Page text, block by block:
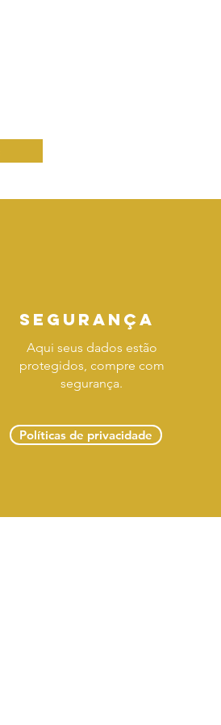
segurança
Aqui seus dados estão
protegidos, compre com
segurança.
Políticas de privacidade